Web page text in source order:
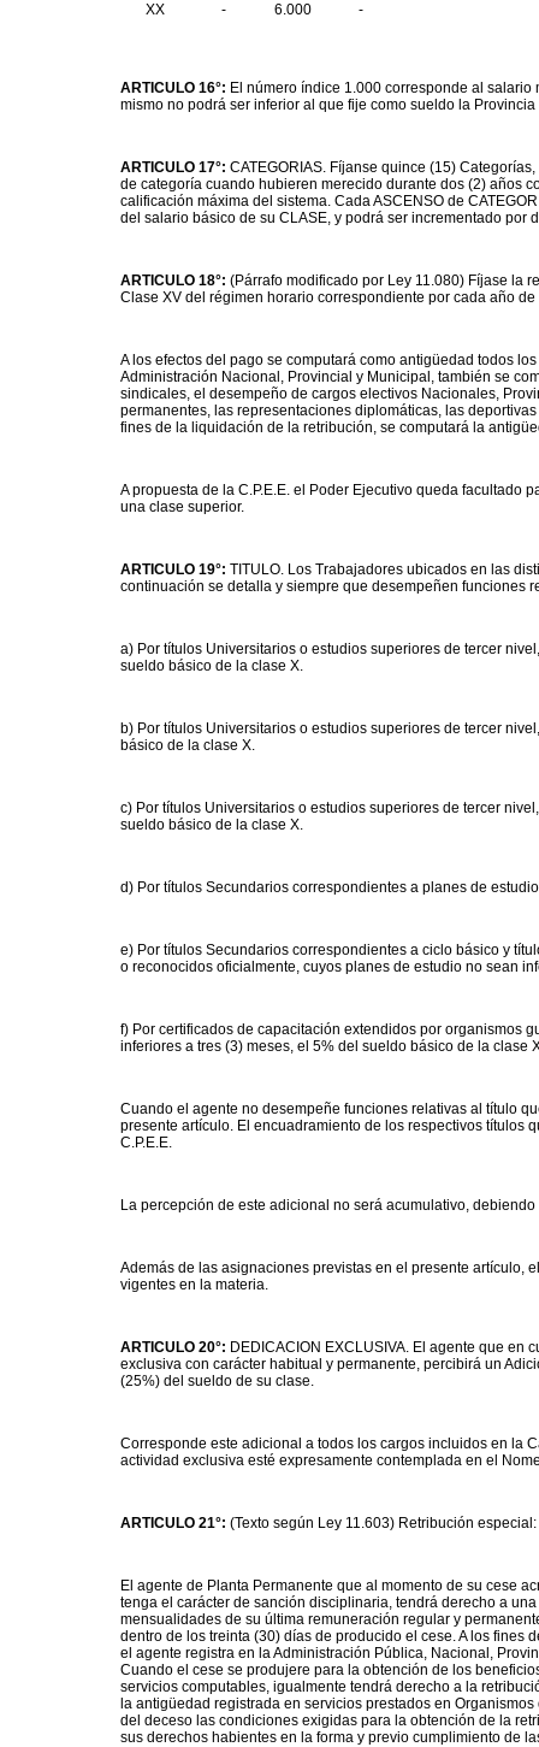
XX - 6.000 -
ARTICULO 16°: El número índice 1.000 corresponde al
mismo no podrá ser inferior al que fije como sueldo la
ARTICULO 17°: CATEGORIAS. Fíjanse quince (15)
de categoría cuando hubieren merecido durante dos (2) años
calificación máxima del sistema. Cada ASCENSO de
del salario básico de su CLASE, y podrá ser incrementado por
ARTICULO 18°: (Párrafo modificado por Ley 11.080) Fíjase la
Clase XV del régimen horario correspondiente por cada año de
A los efectos del pago se computará como antigüedad todos
Administración Nacional, Provincial y Municipal, también se
sindicales, el desempeño de cargos electivos Nacionales,
permanentes, las representaciones diplomáticas, las
fines de la liquidación de la retribución, se computará la
A propuesta de la C.P.E.E. el Poder Ejecutivo queda facultado
una clase superior.
ARTICULO 19°: TITULO. Los Trabajadores ubicados en las
continuación se detalla y siempre que desempeñen funciones
a) Por títulos Universitarios o estudios superiores de tercer
sueldo básico de la clase X.
b) Por títulos Universitarios o estudios superiores de tercer
básico de la clase X.
c) Por títulos Universitarios o estudios superiores de tercer
sueldo básico de la clase X.
d) Por títulos Secundarios correspondientes a planes de
e) Por títulos Secundarios correspondientes a ciclo básico y
o reconocidos oficialmente, cuyos planes de estudio no sean
f) Por certificados de capacitación extendidos por organismos
inferiores a tres (3) meses, el 5% del sueldo básico de la clase
Cuando el agente no desempeñe funciones relativas al título
presente artículo. El encuadramiento de los respectivos títulos
C.P.E.E.
La percepción de este adicional no será acumulativo,
Además de las asignaciones previstas en el presente artículo,
vigentes en la materia.
ARTICULO 20°: DEDICACION EXCLUSIVA. El agente que
exclusiva con carácter habitual y permanente, percibirá un
(25%) del sueldo de su clase.
Corresponde este adicional a todos los cargos incluidos en la
actividad exclusiva esté expresamente contemplada en el
ARTICULO 21°: (Texto según Ley 11.603) Retribución especial:
El agente de Planta Permanente que al momento de su cese
tenga el carácter de sanción disciplinaria, tendrá derecho a
mensualidades de su última remuneración regular y
dentro de los treinta (30) días de producido el cese. A los
el agente registra en la Administración Pública, Nacional,
Cuando el cese se produjere para la obtención de los
servicios computables, igualmente tendrá derecho a la
la antigüedad registrada en servicios prestados en
del deceso las condiciones exigidas para la obtención de la
sus derechos habientes en la forma y previo cumplimiento de